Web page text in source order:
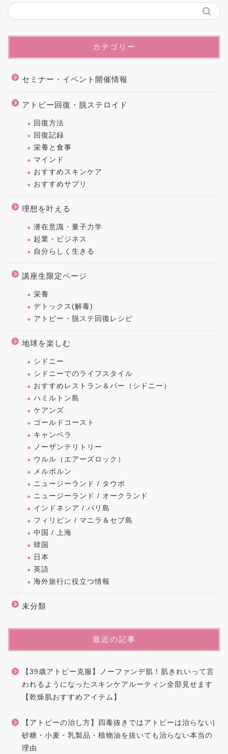
カテゴリー
セミナー・イベント開催情報
アトピー回復・脱ステロイド
回復方法
回復記録
栄養と食事
マインド
おすすめスキンケア
おすすめサプリ
理想を叶える
潜在意識・量子力学
起業・ビジネス
自分らしく生きる
講座生限定ページ
栄養
デトックス(解毒)
アトピー・脱ステ回復レシピ
地球を楽しむ
シドニー
シドニーでのライフスタイル
おすすめレストラン＆バー（シドニー）
ハミルトン島
ケアンズ
ゴールドコースト
キャンベラ
ノーザンテリトリー
ウルル（エアーズロック）
メルボルン
ニュージーランド / タウポ
ニュージーランド / オークランド
インドネシア / バリ島
フィリピン / マニラ＆セブ島
中国 / 上海
韓国
日本
英語
海外旅行に役立つ情報
未分類
最近の記事
【39歳アトピー克服】ノーファンデ肌！肌きれいって言
われるようになったスキンケアルーティン全部見せます
【乾燥肌おすすめアイテム】
【アトピーの治し方】四毒抜きではアトピーは治らない|
砂糖・小麦・乳製品・植物油を抜いても治らない本当の
理由